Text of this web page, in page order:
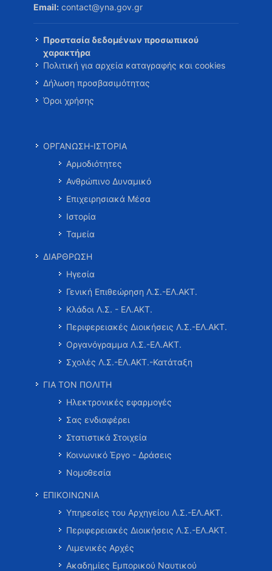
Email: contact@yna.gov.gr
Προστασία δεδομένων προσωπικού
χαρακτήρα
Πολιτική για αρχεία καταγραφής και cookies
Δήλωση προσβασιμότητας
Όροι χρήσης
ΟΡΓΑΝΩΣΗ-ΙΣΤΟΡΙΑ
Αρμοδιότητες
Ανθρώπινο Δυναμικό
Επιχειρησιακά Μέσα
Ιστορία
Ταμεία
ΔΙΑΡΘΡΩΣΗ
Ηγεσία
Γενική Επιθεώρηση Λ.Σ.-ΕΛ.ΑΚΤ.
Κλάδοι Λ.Σ. - ΕΛ.ΑΚΤ.
Περιφερειακές Διοικήσεις Λ.Σ.-ΕΛ.ΑΚΤ.
Οργανόγραμμα Λ.Σ.-ΕΛ.ΑΚΤ.
Σχολές Λ.Σ.-ΕΛ.ΑΚΤ.-Κατάταξη
ΓΙΑ ΤΟΝ ΠΟΛΙΤΗ
Ηλεκτρονικές εφαρμογές
Σας ενδιαφέρει
Στατιστικά Στοιχεία
Κοινωνικό Έργο - Δράσεις
Νομοθεσία
ΕΠΙΚΟΙΝΩΝΙΑ
Υπηρεσίες του Αρχηγείου Λ.Σ.-ΕΛ.ΑΚΤ.
Περιφερειακές Διοικήσεις Λ.Σ.-ΕΛ.ΑΚΤ.
Λιμενικές Αρχές
Ακαδημίες Εμπορικού Ναυτικού